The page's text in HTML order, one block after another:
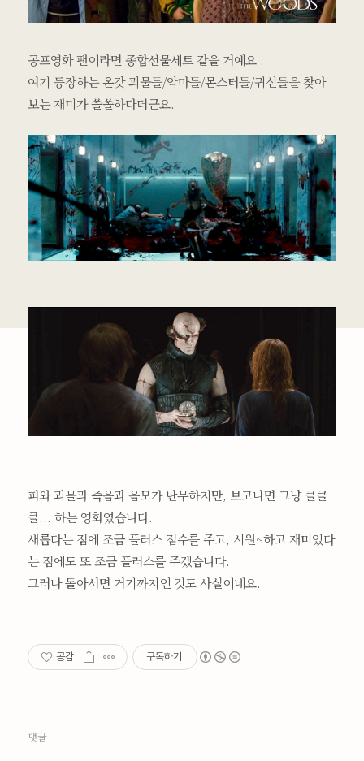
공포영화 팬이라면 종합선물세트 같을 거예요 .
여기 등장하는 온갖 괴물들/악마들/몬스터들/귀신들을 찾아
보는 재미가 쏠쏠하다더군요.
피와 괴물과 죽음과 음모가 난무하지만, 보고나면 그냥 클클
클... 하는 영화였습니다.
새롭다는 점에 조금 플러스 점수를 주고, 시원~하고 재미있다
는 점에도 또 조금 플러스를 주겠습니다.
그러나 돌아서면 거기까지인 것도 사실이네요.
공감 구독하기
댓글